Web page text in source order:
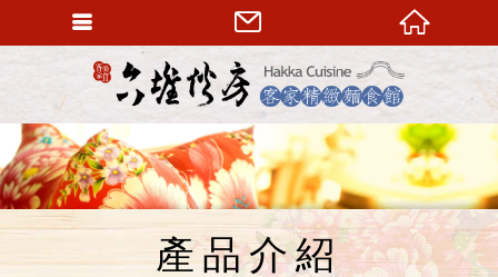
六堆伙房
產品介紹